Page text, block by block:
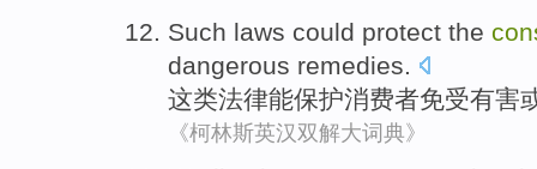
Such laws could protect the
dangerous remedies.
这类法律能保护消费者免受有害
《柯林斯英汉双解大词典》